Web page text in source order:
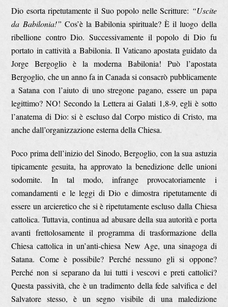
Dio esorta ripetutamente il Suo popolo nelle Scritture: “Uscite
da Babilonia!” Cos’è la Babilonia spirituale? È il luogo della
ribellione contro Dio. Successivamente il popolo di Dio fu
portato in cattività a Babilonia. Il Vaticano apostata guidato da
Jorge Bergoglio è la moderna Babilonia! Può l’apostata
Bergoglio, che un anno fa in Canada si consacrò pubblicamente
a Satana con l’aiuto di uno stregone pagano, essere un papa
legittimo? NO! Secondo la Lettera ai Galati 1,8-9, egli è sotto
l’anatema di Dio: si è escluso dal Corpo mistico di Cristo, ma
anche dall’organizzazione esterna della Chiesa.
Poco prima dell’inizio del Sinodo, Bergoglio, con la sua astuzia
tipicamente gesuita, ha approvato la benedizione delle unioni
sodomite. In tal modo, infrange provocatoriamente i
comandamenti e le leggi di Dio e dimostra ripetutamente di
essere un arcieretico che si è ripetutamente escluso dalla Chiesa
cattolica. Tuttavia, continua ad abusare della sua autorità e porta
avanti frettolosamente il programma di trasformazione della
Chiesa cattolica in un’anti-chiesa New Age, una sinagoga di
Satana. Come è possibile? Perché nessuno gli si oppone?
Perché non si separano da lui tutti i vescovi e preti cattolici?
Questa passività, che è un tradimento della fede salvifica e del
Salvatore stesso, è un segno visibile di una maledizione